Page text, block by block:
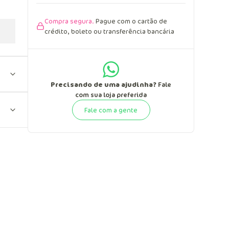
Compra segura. Pague com o cartão de
crédito, boleto ou transferência bancária
Precisando de uma ajudinha? Fale
com sua loja preferida
Fale com a gente